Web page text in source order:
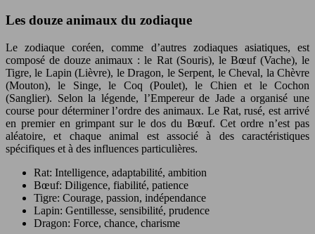
Les douze animaux du zodiaque
Le zodiaque coréen, comme d’autres zodiaques asiatiques, est
composé de douze animaux : le Rat (Souris), le Bœuf (Vache), le
Tigre, le Lapin (Lièvre), le Dragon, le Serpent, le Cheval, la Chèvre
(Mouton), le Singe, le Coq (Poulet), le Chien et le Cochon
(Sanglier). Selon la légende, l’Empereur de Jade a organisé une
course pour déterminer l’ordre des animaux. Le Rat, rusé, est arrivé
en premier en grimpant sur le dos du Bœuf. Cet ordre n’est pas
aléatoire, et chaque animal est associé à des caractéristiques
spécifiques et à des influences particulières.
Rat: Intelligence, adaptabilité, ambition
Bœuf: Diligence, fiabilité, patience
Tigre: Courage, passion, indépendance
Lapin: Gentillesse, sensibilité, prudence
Dragon: Force, chance, charisme